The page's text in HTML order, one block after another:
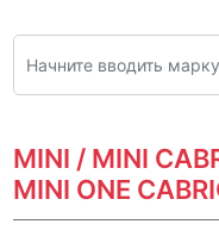
MINI / MINI
MINI ONE